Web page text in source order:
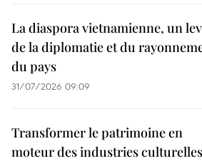
La diaspora vietnamienne, un
de la diplomatie et du
du pays
31/07/2026 09:09
Transformer le patrimoine en
moteur des industries culturelles